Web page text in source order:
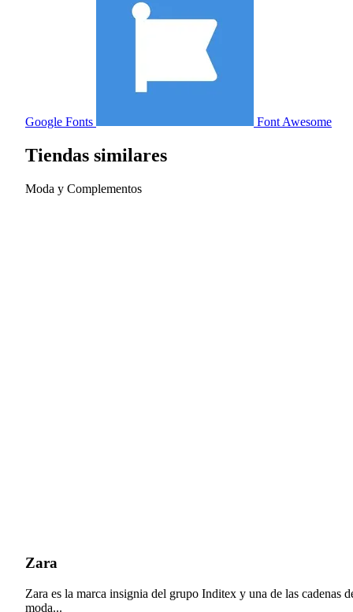
Google Fonts Font Awesome
Tiendas similares
Moda y Complementos
Zara
Zara es la marca insignia del grupo Inditex y una de las cadenas
moda...